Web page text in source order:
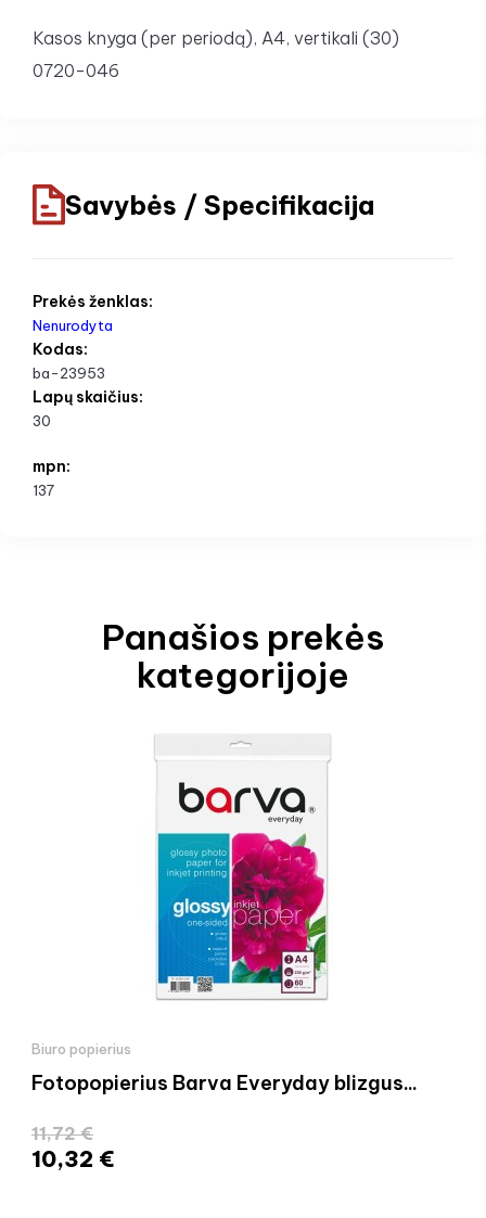
Kasos knyga (per periodą), A4, vertikali (30)
0720-046
Savybės / Specifikacija
Prekės ženklas:
Nenurodyta
Kodas:
ba-23953
Lapų skaičius:
30
mpn:
137
Panašios prekės
kategorijoje
Biuro popierius
Fotopopierius Barva Everyday blizgus...
11,72 €
10,32 €